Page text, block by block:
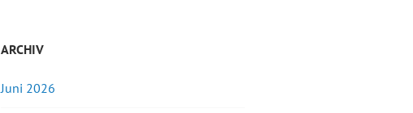
ARCHIV
Juni 2026